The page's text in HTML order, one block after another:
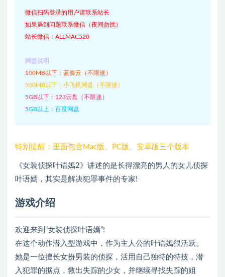
微信扫码登录的用户请联系站长
如果遇到问题联系微信（夜间勿扰）
站长微信：ALLMAC520
网盘说明
100MB以下：蓝奏云（不限速）
500MB以下：小飞机网盘（不限速）
5GB以下：123云盘（不限速）
5GB以上：百度网盘
特别提醒：里面包含Mac版、PC版、安卓版三个版本
《女装侦探叶语嫣2》讲述的是长得漂亮的男人的女儿侦探
叶语嫣，其实是解决犯罪事件的专家!
游戏介绍
欢迎来到“女装侦探叶语嫣”!
在这个动作潜入型游戏中，作为主人公的叶语嫣很活跃。
她是一位擅长女扮男装的侦探，活用自己独特的特技，潜
入犯罪的据点，救出失踪的少女，并继续寻找失踪的姐